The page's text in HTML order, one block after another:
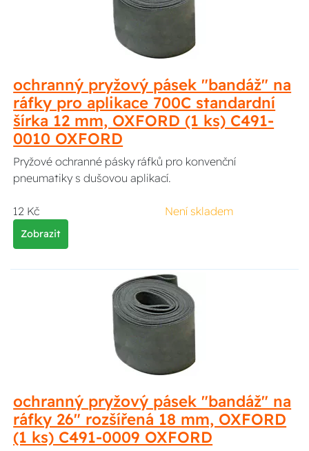
ochranný pryžový pásek "bandáž" na
ráfky pro aplikace 700C standardní
šírka 12 mm, OXFORD (1 ks) C491-
0010 OXFORD
Pryžové ochranné pásky ráfků pro konvenční
pneumatiky s dušovou aplikací.
12 Kč Není skladem
Zobrazit
ochranný pryžový pásek "bandáž" na
ráfky 26" rozšířená 18 mm, OXFORD
(1 ks) C491-0009 OXFORD